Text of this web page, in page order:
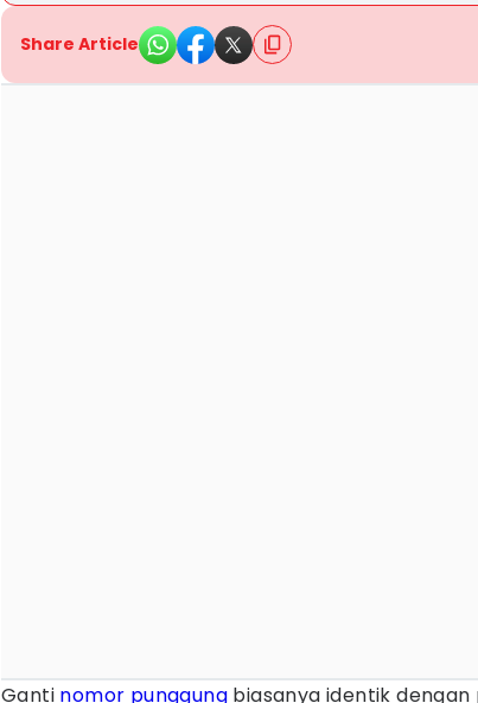
Share Article
Ganti nomor punggung biasanya identik